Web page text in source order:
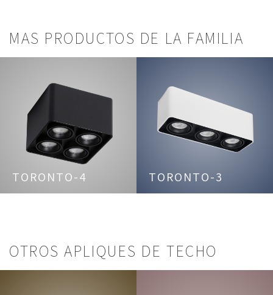
MAS PRODUCTOS DE LA FAMILIA
TORONTO-4 TORONTO-3
OTROS APLIQUES DE TECHO